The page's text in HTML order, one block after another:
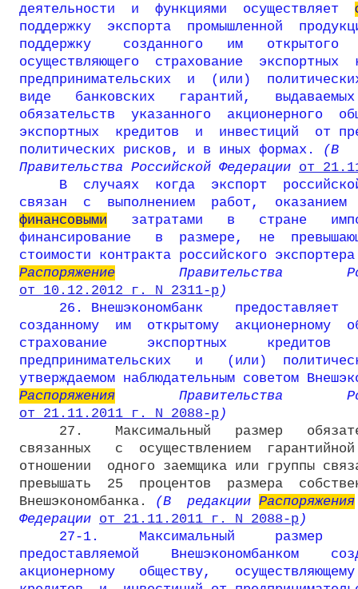
деятельности  и  функциями  осуществляет
поддержку  экспорта  промышленной
поддержку    созданного   им   открытого
осуществляющего  страхование  экспортных
предпринимательских  и  (или)
виде   банковских   гарантий,
обязательств  указанного  акционерного
экспортных  кредитов  и  инвестиций  от
политических рисков, и в иных формах.
(В
Правительства Российской Федерации от
В  случаях  когда  экспорт
финансовыми
затратами   в   стране
финансирование   в  размере,  не
стоимости контракта российского
Распоряжение
от 10.12.2012 г. N 2311-р )
26. Внешэкономбанк
созданному  им  открытому  акционерному
страхование     экспортных
предпринимательских   и   (или)
утверждаемом наблюдательным советом
Распоряжения
от 21.11.2011 г. N 2088-р )
27.    Максимальный   размер
связанных   с  осуществлением
отношении  одного заемщика или группы
превышать  25  процентов  размера
Внешэкономбанка.
(В  редакции Распоряжения
Федерации от 21.11.2011 г. N 2088-р )
27-1.     Максимальный
предоставляемой    Внешэкономбанком
акционерному   обществу,